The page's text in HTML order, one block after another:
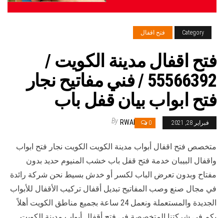
Category فتح اقفال
فتح اقفال مدينة الكويت /
55566392 / فني مفاتيح نجار
فتح ابواب بيان قفل باب
فبراير 28, 2021 0
By RWAN
متخصص فتح اقفال أبواب مدينة الكويت الكويت نجار فتح ابواب
واقفال البيبان خدمة فتح قفل باب خشب المنيوم حديد بدون
مفتاح وبدون تعرض الباب لكسر أو خدش بسيط نحن شركة رائدة
في مجال صنع وصب المفاتيح تبديل أقفال تركيب الأقفال للأبواب
الجديدة والمستعملة ونعمل 24 ساعة بجميع مناطق الكويت أهلاً